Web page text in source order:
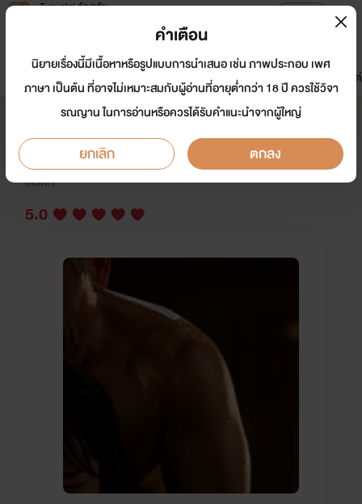
Tunwalai ธัญวลัย
หน้าแรก นิยาย อีบุ๊ก การ์ตูน
มาใหม่
ดรีมแชท ธัญลิสต์
เจ้านายจัดหนัก
นักเขียน: ณภฏ4289.
อีโรติก
5.0
คำเตือน
นิยายเรื่องนี้มีเนื้อหาหรือรูปแบบการนำเสนอ เช่น ภาพประกอบ เพศ
ภาษา เป็นต้น ที่อาจไม่เหมาะสมกับผู้อ่านที่อายุต่ำกว่า 18 ปี ควรใช้วิจา
รณญาน ในการอ่านหรือควรได้รับคำแนะนำจากผู้ใหญ่
ยกเลิก ตกลง